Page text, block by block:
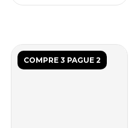
COMPRE 3 PAGUE 2